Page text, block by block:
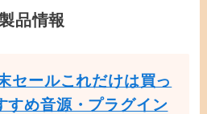
品情報
セールこれだけは買っ
すめ音源・プラグイン